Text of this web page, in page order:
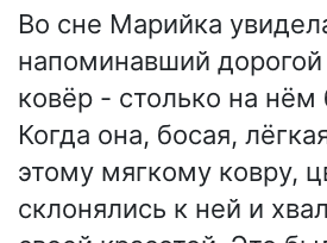
Во сне Марийка
напоминавший
ковёр - столько на нём
Когда она, босая,
этому мягкому ковру,
склонялись к ней и